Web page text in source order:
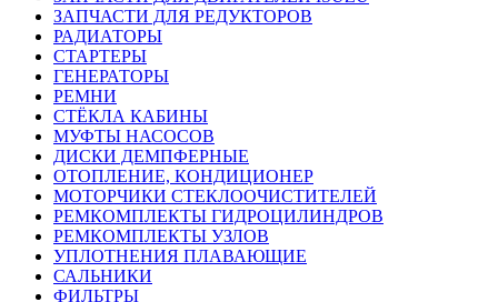
ЗАПЧАСТИ ДЛЯ РЕДУКТОРОВ
РАДИАТОРЫ
СТАРТЕРЫ
ГЕНЕРАТОРЫ
РЕМНИ
СТЁКЛА КАБИНЫ
МУФТЫ НАСОСОВ
ДИСКИ ДЕМПФЕРНЫЕ
ОТОПЛЕНИЕ, КОНДИЦИОНЕР
МОТОРЧИКИ СТЕКЛООЧИСТИТЕЛЕЙ
РЕМКОМПЛЕКТЫ ГИДРОЦИЛИНДРОВ
РЕМКОМПЛЕКТЫ УЗЛОВ
УПЛОТНЕНИЯ ПЛАВАЮЩИЕ
САЛЬНИКИ
ФИЛЬТРЫ